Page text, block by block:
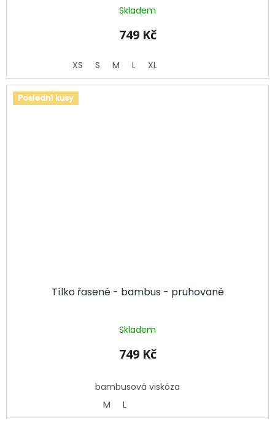
Skladem
749 Kč
XS S M L XL
Poslední kusy
Tílko řasené - bambus - pruhované
Skladem
749 Kč
bambusová viskóza
M
L